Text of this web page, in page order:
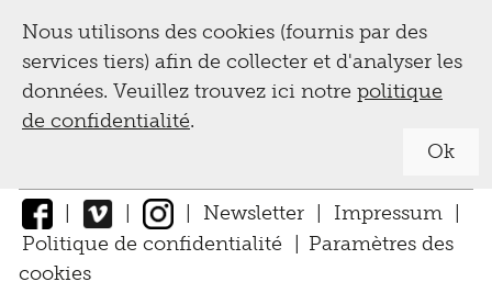
professeurs
pour adultes
Offre de loisir pour enfants et familles
Optomat
Collection &
Conservation
Tinguely Worldwide
Collection Online
Guide de l'exposition
Tinguely@Home
Impressum |
Nous utilisons des cookies (fournis par des
services tiers) afin de collecter et d'analyser les
données. Veuillez trouvez ici notre politique
de confidentialité.
Ok
| | | Newsletter | Impressum |
Politique de confidentialité
Paramètres des
cookies